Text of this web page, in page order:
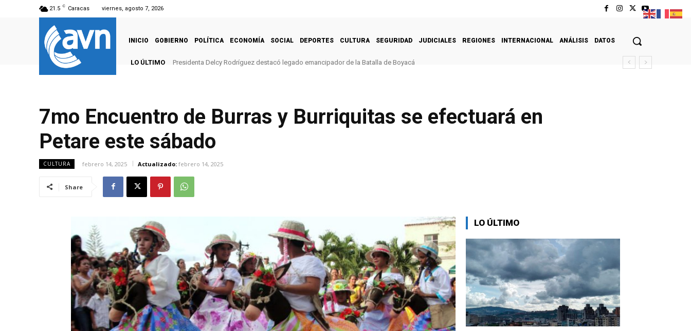
21.5 C Caracas viernes, agosto 7, 2026
INICIO GOBIERNO POLÍTICA ECONOMÍA SOCIAL DEPORTES CULTURA SEGURIDAD JUDICIALES REGIONES INTERNACIONAL ANÁLISIS DATOS
LO ÚLTIMO Presidenta Delcy Rodríguez destacó legado emancipador de la Batalla de Boyacá
7mo Encuentro de Burras y Burriquitas se efectuará en
Petare este sábado
CULTURA febrero 14, 2025 Actualizado: febrero 14, 2025
Share
LO ÚLTIMO